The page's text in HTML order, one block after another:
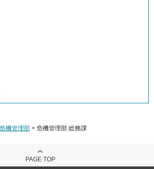
危機管理部 > 危機管理部 総務課
PAGE TOP